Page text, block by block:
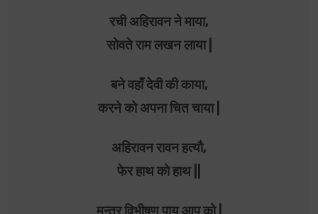
रची अहिरावन ने माया,
सोवते राम लखन लाया |
बने वहाँ देवी की काया,
करने को अपना चित चाया |
अहिरावन रावन हत्यौ,
फेर हाथ को हाथ ||